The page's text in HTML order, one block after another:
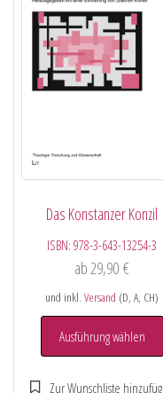
Das Konstanzer Konzil
ISBN:978-3-643-13254-3
ab29,90€
und inkl.Versand (D, A, CH)
Ausführung wählen